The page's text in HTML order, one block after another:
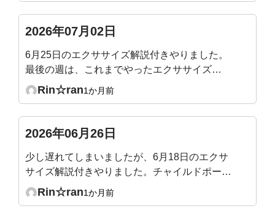
2026年07月02日
6月25日のエクササイズ解説付きやりました。
最後の週は、これまでやったエクササイズの
総まとめなので、やりやすくて1時間があっと
Rin☆ran1か月前
2026年06月26日
少し遅れてしまいましたが、6月18日のエクサ
サイズ解説付きやりました。チャイルドポーズ
で骨盤だけ後傾するのが意外と難しかったで
Rin☆ran1か月前